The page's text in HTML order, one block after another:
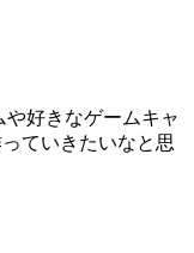
好きなゲームキャ
ていきたいなと思